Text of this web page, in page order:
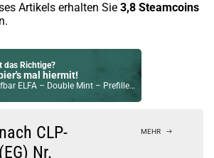
Artikels erhalten Sie 3,8 Steamcoins
das Richtige?
mal hiermit!
ELFA – Double Mint – Prefilled Pod 2er Pack
das mal!
VMATE Pro – Power Edition Pod System Kit Whorl Dawn
CLP-
Nr.
MEHR